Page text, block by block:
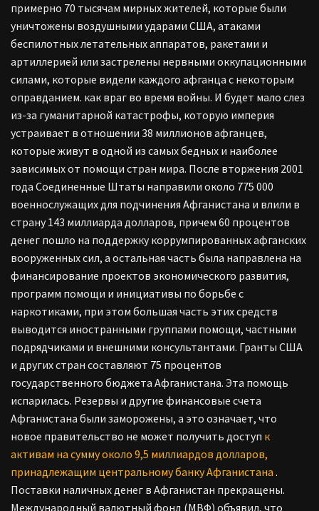
примерно 70 тысячам мирных жителей, которые были
уничтожены воздушными ударами США, атаками
беспилотных летательных аппаратов, ракетами и
артиллерией или застрелены нервными оккупационными
силами, которые видели каждого афганца с некоторым
оправданием. как враг во время войны. И будет мало слез
из-за гуманитарной катастрофы, которую империя
устраивает в отношении 38 миллионов афганцев,
которые живут в одной из самых бедных и наиболее
зависимых от помощи стран мира. После вторжения 2001
года Соединенные Штаты направили около 775 000
военнослужащих для подчинения Афганистана и влили в
страну 143 миллиарда долларов, причем 60 процентов
денег пошло на поддержку коррумпированных афганских
вооруженных сил, а остальная часть была направлена на
финансирование проектов экономического развития,
программ помощи и инициативы по борьбе с
наркотиками, при этом большая часть этих средств
выводится иностранными группами помощи, частными
подрядчиками и внешними консультантами. Гранты США
и других стран составляют 75 процентов
государственного бюджета Афганистана. Эта помощь
испарилась. Резервы и другие финансовые счета
Афганистана были заморожены, а это означает, что
новое правительство не может получить доступ к
активам на сумму около 9,5 миллиардов долларов,
принадлежащим центральному банку Афганистана .
Поставки наличных денег в Афганистан прекращены.
Международный валютный фонд (МВФ) объявил, что